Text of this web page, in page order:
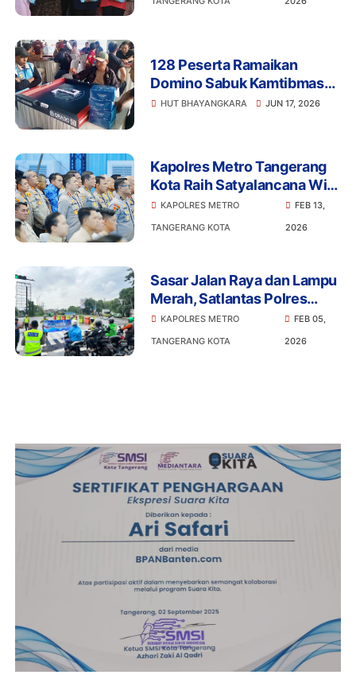
128 Peserta Ramaikan
Domino Sabuk Kamtibmas
Kapolres Cup 2026, Juara 1
HUT BHAYANGKARA JUN 17, 2026
Kapolres Metro Tangerang
Kota Raih Satyalancana Wira
Karya dari Presiden
KAPOLRES METRO
TANGERANG KOTA
FEB 13,
2026
Sasar Jalan Raya dan Lampu
Merah, Satlantas Polres
Metro Tangerang Kota
Gencarkan Edukasi
KAPOLRES METRO
TANGERANG KOTA
FEB 05,
2026